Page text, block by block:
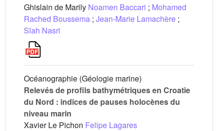
Ghislain de Marily Noamen Baccari ; Mohamed
Rached Boussema ; Jean-Marie Lamachère ;
Slah Nasri
Océanographie (Géologie marine)
Relevés de profils bathymétriques en Croatie
du Nord : indices de pauses holocènes du
niveau marin
Xavier Le Pichon Felipe Lagares